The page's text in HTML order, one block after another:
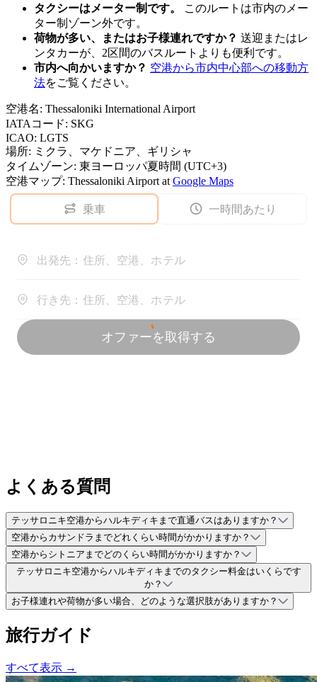
タクシーはメーター制です。
このルートは市内のメー
ター制ゾーン外です。
荷物が多い、またはお子様連れですか？ 送迎またはレ
ンタカーが、2区間のバスルートよりも便利です。
市内へ向かいますか？ 空港から市内中心部への移動方
法をご覧ください。
空港名: Thessaloniki International Airport
IATAコード: SKG
ICAO: LGTS
場所: ミクラ、マケドニア、ギリシャ
タイムゾーン: 東ヨーロッパ夏時間 (UTC+3)
空港マップ: Thessaloniki Airport at Google Maps
よくある質問
テッサロニキ空港からハルキディキまで直通バスはありますか？
空港からカサンドラまでどれくらい時間がかかりますか？
空港からシトニアまでどのくらい時間がかかりますか？
テッサロニキ空港からハルキディキまでのタクシー料金はいくらです
か？
お子様連れや荷物が多い場合、どのような選択肢がありますか？
旅行ガイド
すべて表示 →